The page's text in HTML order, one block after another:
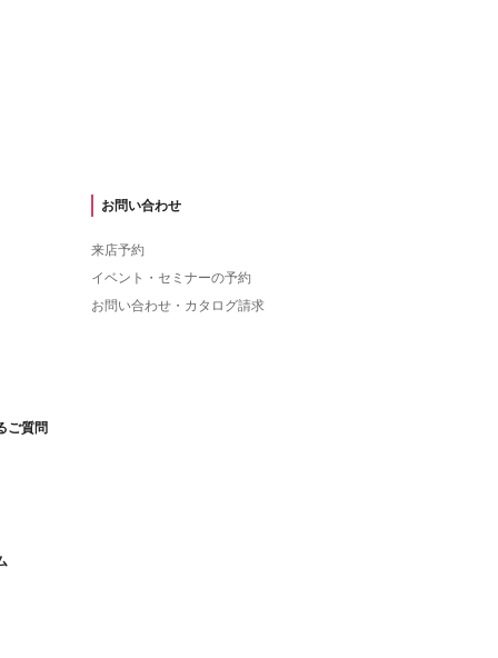
ご質問
お問い合わせ
来店予約
イベント・セミナーの予約
お問い合わせ・カタログ請求